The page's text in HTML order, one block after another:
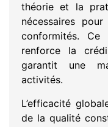
théorie et la
nécessaires
conformités. Ce
renforce la
garantit une
activités.
L’efficacité
de la qualité